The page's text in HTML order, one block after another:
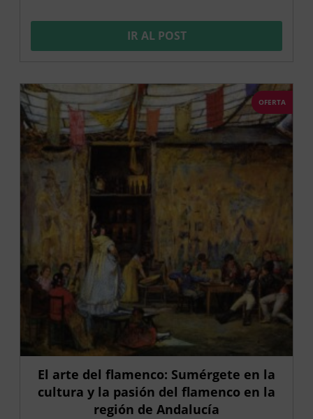
IR AL POST
OFERTA
El arte del flamenco: Sumérgete en la
cultura y la pasión del flamenco en la
región de Andalucía